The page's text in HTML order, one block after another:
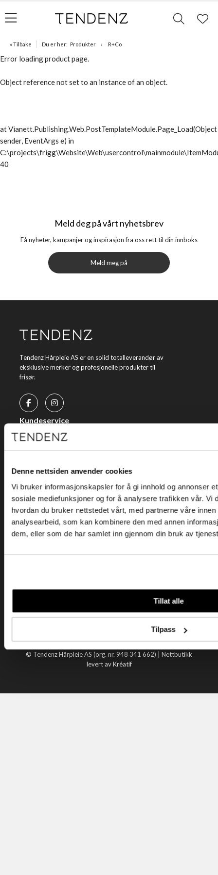
Denne nettsiden anvender cookies
Vi bruker informasjonskapsler for å gi innhold og annonser
sosiale mediefunksjoner og for å analysere trafikken vår. Vi
hvordan du bruker nettstedet vårt, med partnerne våre
analysearbeid, som kan kombinere den med annen
dem, eller som de har samlet inn gjennom din bruk av
Tillat alle
Tilpass
« Tilbake Du er her: Produkter R+Co
Error loading product page.
Object reference not set to an instance of an object.
at Vianett.Publishing.Web.PostTemplateModule.Page_Load(Object
sender, EventArgs e) in
40
Meld deg på vårt nyhetsbrev
Få nyheter, kampanjer og inspirasjon fra oss rett til din innboks
Meld meg på
Tendenz Hårpleie AS er en solid totalleverandør av
eksklusive merker og profesjonelle produkter til
frisør.
Kundeservice
Kjøpsvilkår
Personvern
Holtegata 26, 0355 Oslo
Telefon: +47 22 92 50 00
E-post: kundeservice@tendenz.net
Nyttige lenker
Datablad
Om oss
Handle hos oss
© Tendenz Hårpleie AS (org. nr. 948 341 662) | Nettbutikk
levert av Kréatif